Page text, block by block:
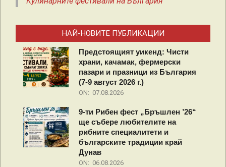
НАЙ-НОВИТЕ ПУБЛИКАЦИИ
Предстоящият уикенд: Чисти
храни, качамак, фермерски
пазари и празници из България
(7-9 август 2026 г.)
ON: 07.08.2026
9-ти Рибен фест „Бръшлен ’26“
ще събере любителите на
рибните специалитети и
българските традиции край
Дунав
ON: 06.08.2026